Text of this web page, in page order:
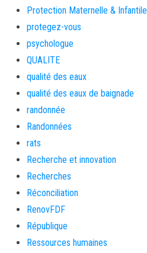
Protection Maternelle & Infantile
protegez-vous
psychologue
QUALITE
qualité des eaux
qualité des eaux de baignade
randonnée
Randonnées
rats
Recherche et innovation
Recherches
Réconciliation
RenovFDF
République
Ressources humaines